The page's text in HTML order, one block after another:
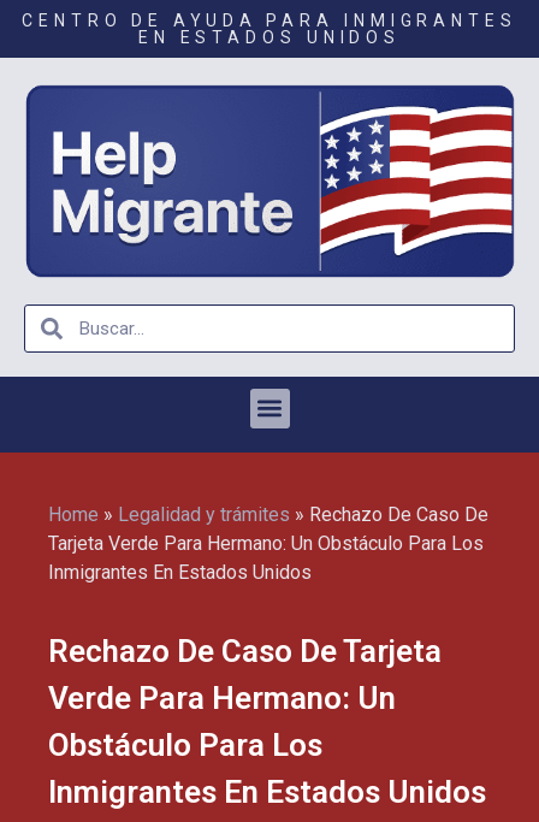
CENTRO DE AYUDA PARA INMIGRANTES
EN ESTADOS UNIDOS
Home » Legalidad y trámites » Rechazo De Caso De
Tarjeta Verde Para Hermano: Un Obstáculo Para Los
Inmigrantes En Estados Unidos
Rechazo De Caso De Tarjeta
Verde Para Hermano: Un
Obstáculo Para Los
Inmigrantes En Estados Unidos